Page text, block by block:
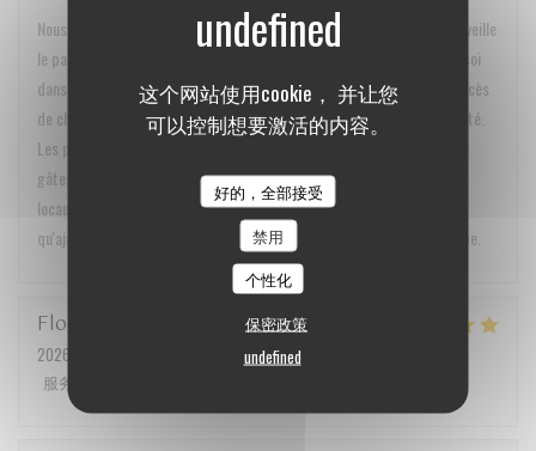
这个网站使用cookie， 并让您
可以控制想要激活的内容。
好的，全部接受
禁用
个性化
保密政策
undefined
Nous avons adoré cette expérience ! Alexis et Alice réussissent à merveille
le pari d'enchanter les palais tout en conservant un petit air de chez soi
dans leur restaurant. La déco est très soignée, sans tomber dans l'excès
de chic. Le service est parfait, sans qu'on ait l'impression d'être guetté.
Les plats sont incroyablement savoureux, et pour nous la cerise sur le
gâteau a été de constater que la grande majorité des produits sont
locaux, Alice évoque les producteurs par leur prénom ce qui ne fait
qu'ajouter au côté cocon. On reviendra c'est sûr ! Bravo à toute l'équipe.
Florent
2026-07-17
服务